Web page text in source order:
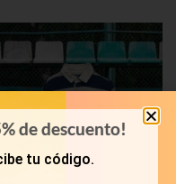
de descuento!
tu código.